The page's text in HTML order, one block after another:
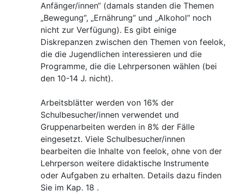
Anfänger/innen“ (damals standen die Themen
„Bewegung“, „Ernährung“ und „Alkohol“ noch
nicht zur Verfügung). Es gibt einige
Diskrepanzen zwischen den Themen von feelok,
die die Jugendlichen interessieren und die
Programme, die die Lehrpersonen wählen (bei
den 10-14 J. nicht).
Arbeitsblätter werden von 16% der
Schulbesucher/innen verwendet und
Gruppenarbeiten werden in 8% der Fälle
eingesetzt. Viele Schulbesucher/innen
bearbeiten die Inhalte von feelok, ohne von der
Lehrperson weitere didaktische Instrumente
oder Aufgaben zu erhalten. Details dazu finden
Sie im Kap. 18 .